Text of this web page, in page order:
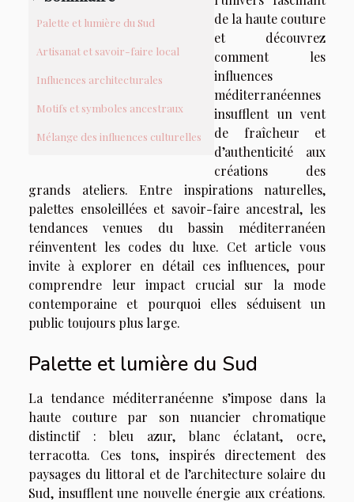
Palette et lumière du Sud
Artisanat et savoir-faire local
Influences architecturales
Motifs et symboles ancestraux
Mélange des influences culturelles
de la haute couture
et découvrez
comment les
influences
méditerranéennes
insufflent un vent
de fraîcheur et
d’authenticité aux
créations des
grands ateliers. Entre inspirations naturelles,
palettes ensoleillées et savoir-faire ancestral, les
tendances venues du bassin méditerranéen
réinventent les codes du luxe. Cet article vous
invite à explorer en détail ces influences, pour
comprendre leur impact crucial sur la mode
contemporaine et pourquoi elles séduisent un
public toujours plus large.
Palette et lumière du Sud
La tendance méditerranéenne s’impose dans la
haute couture par son nuancier chromatique
distinctif : bleu azur, blanc éclatant, ocre,
terracotta. Ces tons, inspirés directement des
paysages du littoral et de l’architecture solaire du
Sud, insufflent une nouvelle énergie aux créations.